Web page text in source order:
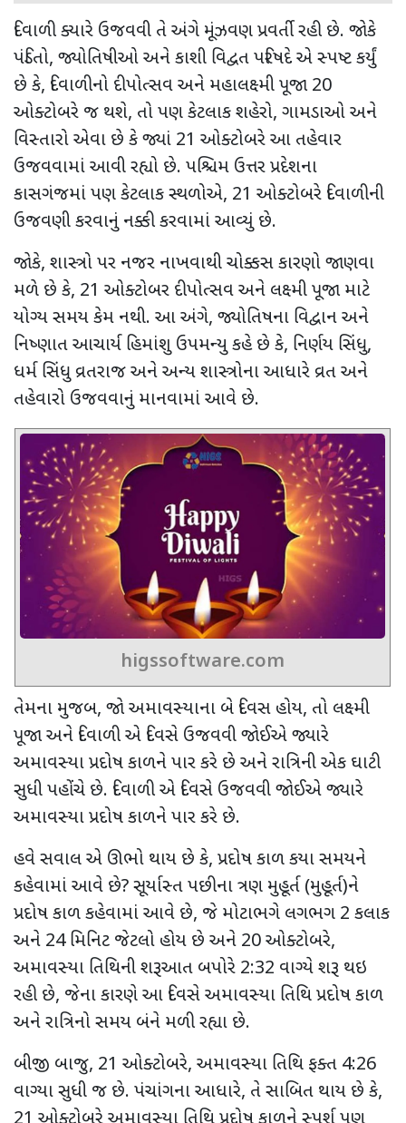
દિવાળી ક્યારે ઉજવવી તે અંગે મૂંઝવણ પ્રવર્તી રહી છે. જોકે
પંડિતો, જ્યોતિષીઓ અને કાશી વિદ્વત પરિષદે એ સ્પષ્ટ કર્યું
છે કે, દિવાળીનો દીપોત્સવ અને મહાલક્ષ્મી પૂજા 20
ઓક્ટોબરે જ થશે, તો પણ કેટલાક શહેરો, ગામડાઓ અને
વિસ્તારો એવા છે કે જ્યાં 21 ઓક્ટોબરે આ તહેવાર
ઉજવવામાં આવી રહ્યો છે. પશ્ચિમ ઉત્તર પ્રદેશના
કાસગંજમાં પણ કેટલાક સ્થળોએ, 21 ઓક્ટોબરે દિવાળીની
ઉજવણી કરવાનું નક્કી કરવામાં આવ્યું છે.
જોકે, શાસ્ત્રો પર નજર નાખવાથી ચોક્કસ કારણો જાણવા
મળે છે કે, 21 ઓક્ટોબર દીપોત્સવ અને લક્ષ્મી પૂજા માટે
યોગ્ય સમય કેમ નથી. આ અંગે, જ્યોતિષના વિદ્વાન અને
નિષ્ણાત આચાર્ય હિમાંશુ ઉપમન્યુ કહે છે કે, નિર્ણય સિંધુ,
ધર્મ સિંધુ વ્રતરાજ અને અન્ય શાસ્ત્રોના આધારે વ્રત અને
તહેવારો ઉજવવાનું માનવામાં આવે છે.
higssoftware.com
તેમના મુજબ, જો અમાવસ્યાના બે દિવસ હોય, તો લક્ષ્મી
પૂજા અને દિવાળી એ દિવસે ઉજવવી જોઈએ જ્યારે
અમાવસ્યા પ્રદોષ કાળને પાર કરે છે અને રાત્રિની એક ઘાટી
સુધી પહોંચે છે. દિવાળી એ દિવસે ઉજવવી જોઈએ જ્યારે
અમાવસ્યા પ્રદોષ કાળને પાર કરે છે.
હવે સવાલ એ ઊભો થાય છે કે, પ્રદોષ કાળ કયા સમયને
કહેવામાં આવે છે?સૂર્યાસ્ત પછીના ત્રણ મુહૂર્ત (મુહૂર્ત)ને
પ્રદોષ કાળ કહેવામાં આવે છે, જે મોટાભગે લગભગ 2 કલાક
અને 24મિનિટ જેટલો હોય છે અને 20ઓક્ટોબરે,
અમાવસ્યા તિથિની શરૂઆત બપોરે 2:32 વાગ્યે શરૂ થઇ
રહી છે, જેના કારણે આ દિવસે અમાવસ્યા તિથિ પ્રદોષ કાળ
અને રાત્રિનો સમય બંને મળી રહ્યા છે.
બીજી બાજુ, 21 ઓક્ટોબરે, અમાવસ્યા તિથિ ફક્ત 4:26
વાગ્યા સુધી જ છે. પંચાંગના આધારે, તે સાબિત થાય છે કે,